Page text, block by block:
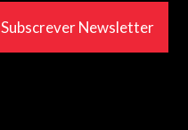
Subscrever Newsletter